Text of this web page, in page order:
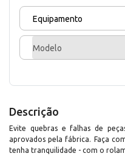
Equipamento
Modelo
Descrição
Evite quebras e falhas de
aprovados pela fábrica. Faça
tenha tranquilidade - com o